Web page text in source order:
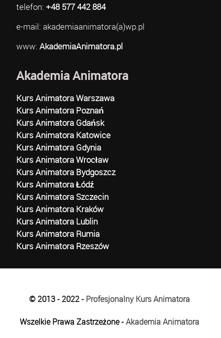
telefon: +48 577 442 884
e-mail: akademiaanimatora(a)wp.pl
www: AkademiaAnimatora.pl
Akademia Animatora
Kurs Animatora Warszawa
Kurs Animatora Poznań
Kurs Animatora Gdańsk
Kurs Animatora Katowice
Kurs Animatora Gdynia
Kurs Animatora Wrocław
Kurs Animatora Bydgoszcz
Kurs Animatora Łódź
Kurs Animatora Szczecin
Kurs Animatora Kraków
Kurs Animatora Lublin
Kurs Animatora Rumia
Kurs Animatora Rzeszów
© 2013 - 2022 - Profesjonalny Kurs Animatora
Wszelkie Prawa Zastrzeżone -Akademia Animatora